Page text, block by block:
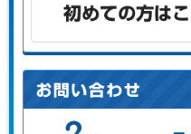
初めての方はこちらから